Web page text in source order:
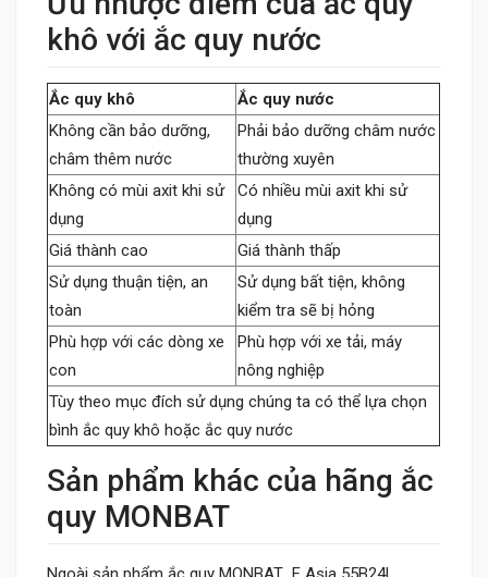
khô với ắc quy nước
Ắc quy khô
Ắc quy nước
Không cần bảo dưỡng,
châm thêm nước
Phải bảo dưỡng châm nước
thường xuyên
Không có mùi axit khi sử
dụng
Có nhiều mùi axit khi sử
dụng
Giá thành cao
Giá thành thấp
Sử dụng thuận tiện, an
toàn
Sử dụng bất tiện, không
kiểm tra sẽ bị hỏng
Phù hợp với các dòng xe
con
Phù hợp với xe tải, máy
nông nghiệp
Tùy theo mục đích sử dụng chúng ta có thể lựa chọn
bình ắc quy khô hoặc ắc quy nước
Sản phẩm khác của hãng ắc
quy MONBAT